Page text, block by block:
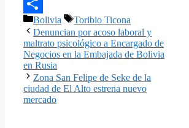
Email
Compartir
Categorías
Bolivia Etiquetas
Toribio Ticona
Denuncian por acoso laboral y
maltrato psicológico a Encargado de
Negocios en la Embajada de Bolivia
en Rusia
Zona San Felipe de Seke de la
ciudad de El Alto estrena nuevo
mercado